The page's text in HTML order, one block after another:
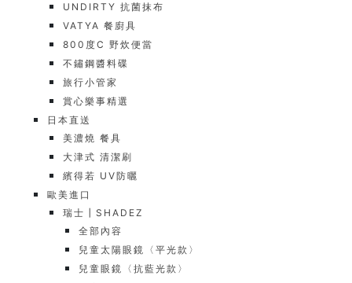
UNDIRTY 抗菌抹布
VATYA 餐廚具
800度C 野炊便當
不鏽鋼醬料碟
旅行小管家
賞心樂事精選
日本直送
美濃燒 餐具
大津式 清潔刷
繽得若 UV防曬
歐美進口
瑞士┃SHADEZ
全部內容
兒童太陽眼鏡〈平光款〉
兒童眼鏡〈抗藍光款〉